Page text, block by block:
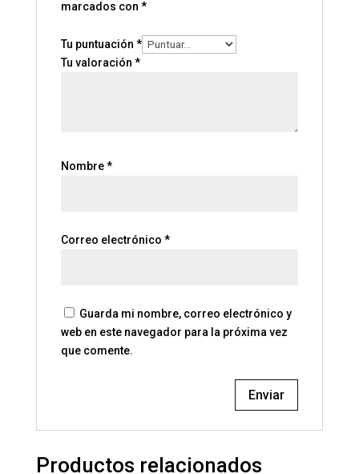
marcados con *
Tu puntuación *
Tu valoración *
Nombre*
Correo electrónico *
Guarda mi nombre, correo electrónico y
web en este navegador para la próxima vez
que comente.
Productos relacionados